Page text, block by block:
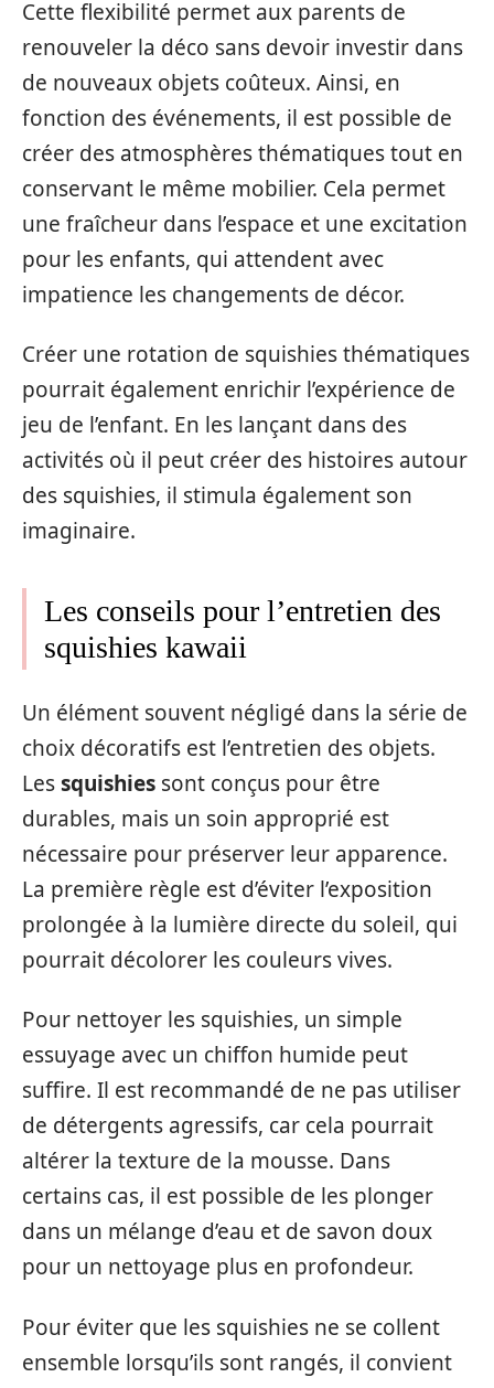
Cette flexibilité permet aux parents de
renouveler la déco sans devoir investir dans
de nouveaux objets coûteux. Ainsi, en
fonction des événements, il est possible de
créer des atmosphères thématiques tout en
conservant le même mobilier. Cela permet
une fraîcheur dans l’espace et une excitation
pour les enfants, qui attendent avec
impatience les changements de décor.
Créer une rotation de squishies thématiques
pourrait également enrichir l’expérience de
jeu de l’enfant. En les lançant dans des
activités où il peut créer des histoires autour
des squishies, il stimula également son
imaginaire.
Les conseils pour l’entretien des
squishies kawaii
Un élément souvent négligé dans la série de
choix décoratifs est l’entretien des objets.
Lessquishies sont conçus pour être
durables, mais un soin approprié est
nécessaire pour préserver leur apparence.
La première règle est d’éviter l’exposition
prolongée à la lumière directe du soleil, qui
pourrait décolorer les couleurs vives.
Pour nettoyer les squishies, un simple
essuyage avec un chiffon humide peut
suffire. Il est recommandé de ne pas utiliser
de détergents agressifs, car cela pourrait
altérer la texture de la mousse. Dans
certains cas, il est possible de les plonger
dans un mélange d’eau et de savon doux
pour un nettoyage plus en profondeur.
Pour éviter que les squishies ne se collent
ensemble lorsqu’ils sont rangés, il convient